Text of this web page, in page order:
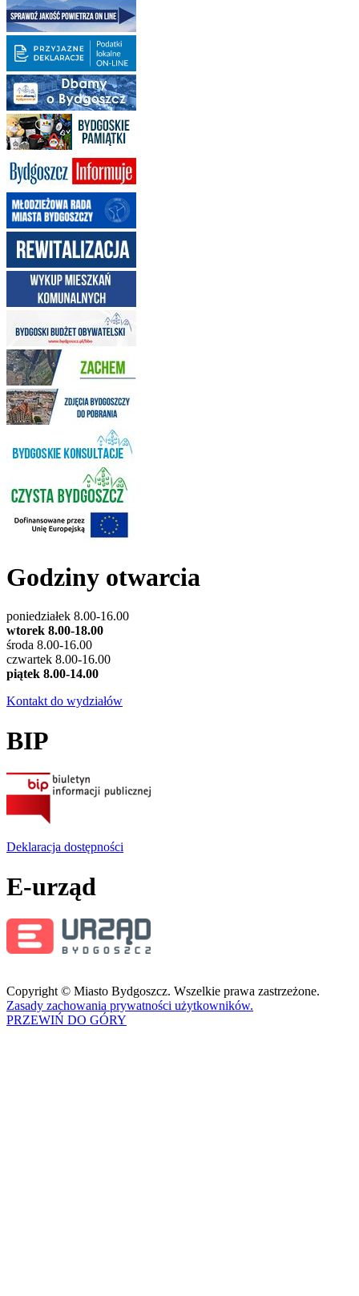
Godziny otwarcia
poniedziałek 8.00-16.00
wtorek 8.00-18.00
środa 8.00-16.00
czwartek 8.00-16.00
piątek 8.00-14.00
Kontakt do wydziałów
BIP
Deklaracja dostępności
E-urząd
Copyright © Miasto Bydgoszcz. Wszelkie prawa zastrzeżone.
Zasady zachowania prywatności użytkowników.
PRZEWIŃ DO GÓRY